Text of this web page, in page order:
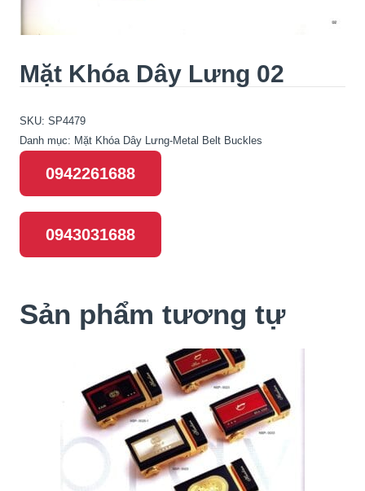
Mặt Khóa Dây Lưng 02
SKU: SP4479
Danh mục: Mặt Khóa Dây Lưng-Metal Belt Buckles
0942261688
0943031688
Sản phẩm tương tự